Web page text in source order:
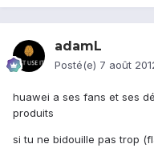
adamL
Posté(e) 7 août
huawei a ses fans et ses
produits
si tu ne bidouille pas trop